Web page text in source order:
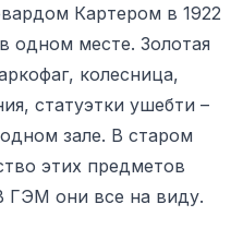
Картером в 1922
одном месте. Золотая
колесница,
статуэтки ушебти –
зале. В старом
этих предметов
ГЭМ они все на виду.